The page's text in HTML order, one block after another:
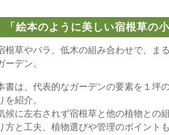
「絵本のように美しい宿根草の
根草やバラ、低木の組み合わせで、ま
ーデン。
書は、代表的なガーデンの要素を１坪
を紹介。
候に左右されず宿根草と他の植物との
方と工夫、植物選びや管理のポイントも